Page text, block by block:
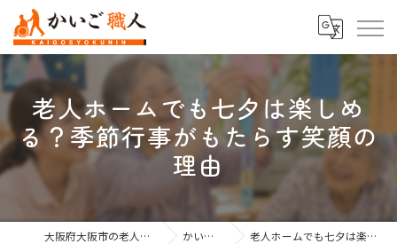
老人ホームでも七夕は楽しめ
る？季節行事がもたらす笑顔の
理由
大阪府大阪市の老人ホーム紹介なら株式会社かいご職人 かいご職人のブログ 老人ホームでも七夕は楽しめる？季節行事がもたらす笑顔の理由